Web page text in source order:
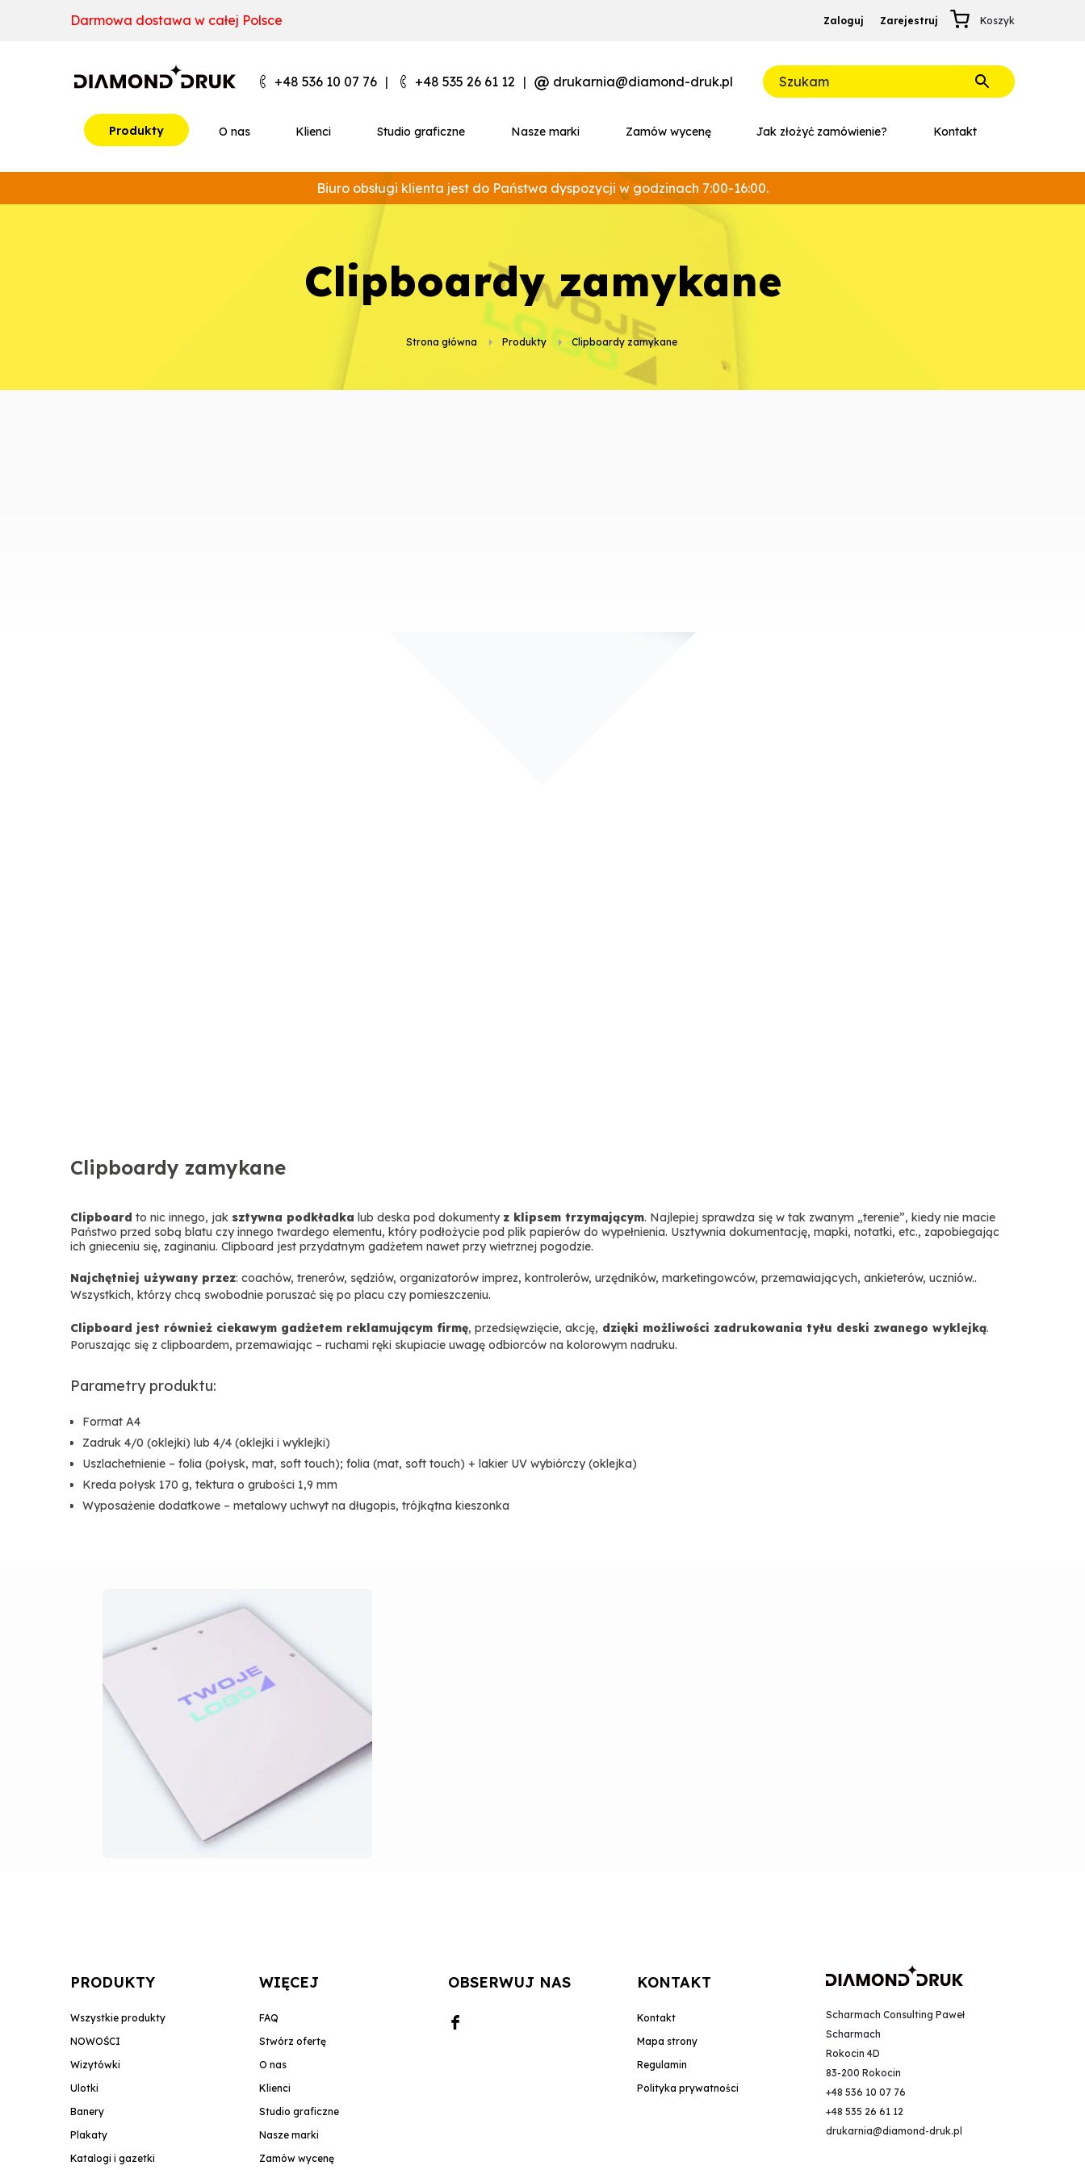
Zaloguj Zarejestruj
Produkty O nas Klienci Studio graficzne Nasze marki Zamów wycenę Jak złożyć zamówienie? Kontakt
+48 536 10 07 76 | +48 535 26 61 12 | drukarnia@diamond-druk.pl
Biuro obsługi klienta jest do Państwa dyspozycji w godzinach 7:00-16:00.
Strona główna Produkty clipboardy zamykane
clipboardy zamykane
Clipboardy zamykane
Clipboard to nic innego, jak sztywna podkładka lub deska pod dokumenty z klipsem trzymającym. Najlepiej sprawdza się w tak zwanym „terenie”, kiedy nie macie
Państwo przed sobą blatu czy innego twardego elementu, który podłożycie pod plik papierów do wypełnienia. Usztywnia dokumentację, mapki, notatki, etc., zapobiegając
ich gnieceniu się, zaginaniu. Clipboard jest przydatnym gadżetem nawet przy wietrznej pogodzie.
Najchętniej używany przez: coachów, trenerów, sędziów, organizatorów imprez, kontrolerów, urzędników, marketingowców, przemawiających, ankieterów, uczniów..
Wszystkich, którzy chcą swobodnie poruszać się po placu czy pomieszczeniu.
Clipboard jest również ciekawym gadżetem reklamującym firmę, przedsięwzięcie, akcję, dzięki możliwości zadrukowania tyłu deski zwanego wyklejką.
Poruszając się z clipboardem, przemawiając – ruchami ręki skupiacie uwagę odbiorców na kolorowym nadruku.
Parametry produktu:
Format A4
Zadruk 4/0 (oklejki) lub 4/4 (oklejki i wyklejki)
Uszlachetnienie – folia (połysk, mat, soft touch); folia (mat, soft touch) + lakier UV wybiórczy (oklejka)
Kreda połysk 170 g, tektura o grubości 1,9 mm
Wyposażenie dodatkowe – metalowy uchwyt na długopis, trójkątna kieszonka
PRODUKTY
Wszystkie produkty
NOWOŚCI
Wizytówki
Ulotki
Banery
Plakaty
Katalogi i gazetki
WIĘCEJ
FAQ
Stwórz ofertę
O nas
Klienci
Studio graficzne
Nasze marki
Zamów wycenę
OBSERWUJ NAS KONTAKT
Kontakt
Mapa strony
Regulamin
Polityka prywatności
Scharmach Consulting Paweł
Scharmach
Rokocin 4D
83-200 Rokocin
+48 536 10 07 76
+48 535 26 61 12
drukarnia@diamond-druk.pl